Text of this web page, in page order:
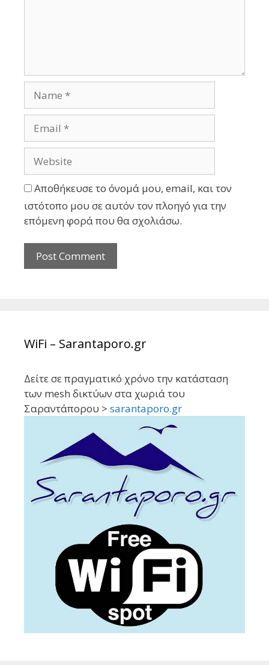
Αποθήκευσε το όνομά μου, email, και τον
ιστότοπο μου σε αυτόν τον πλοηγό για την
επόμενη φορά που θα σχολιάσω.
WiFi – Sarantaporo.gr
Δείτε σε πραγματικό χρόνο την κατάσταση
των mesh δικτύων στα χωριά του
Σαραντάπορου > sarantaporo.gr